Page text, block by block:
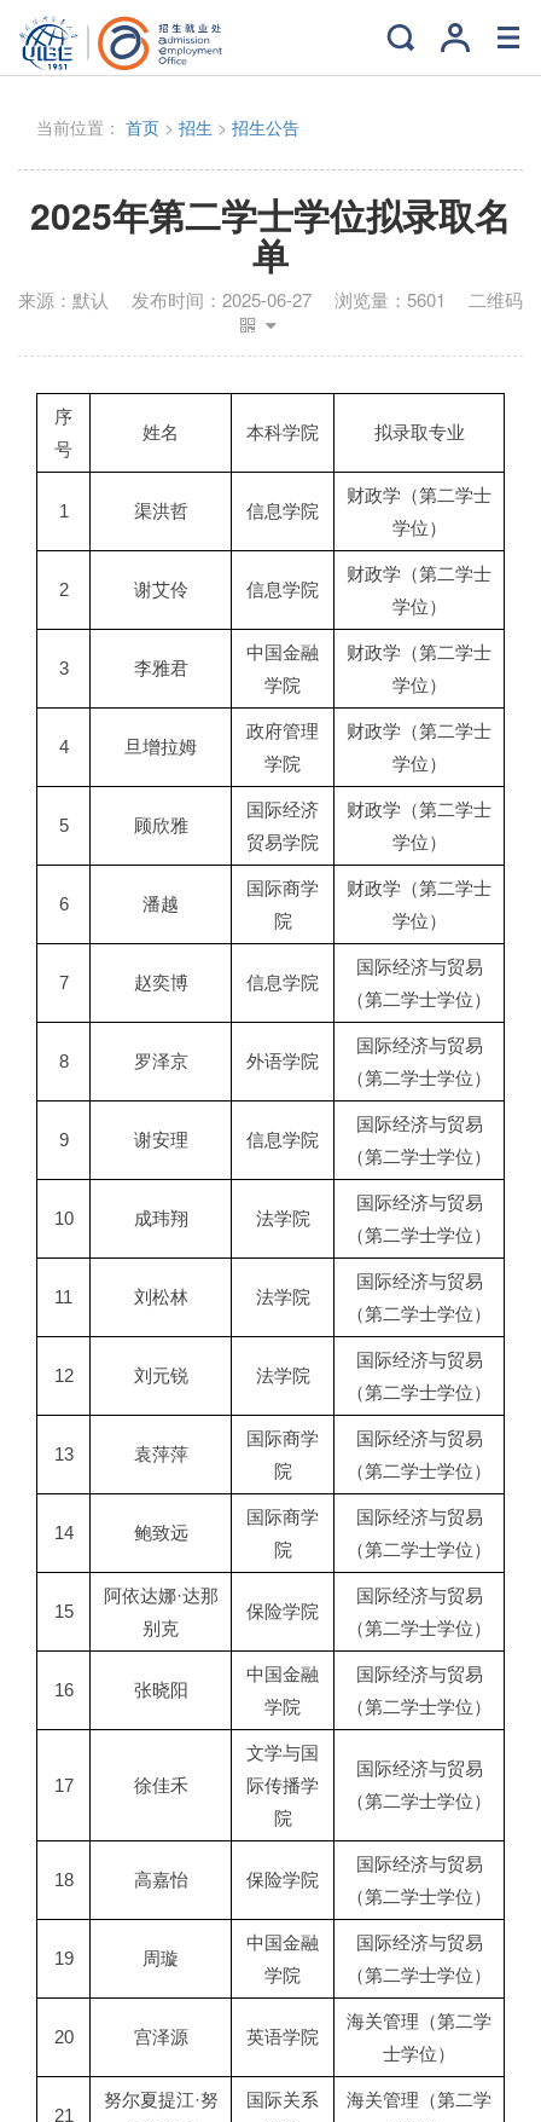
当前位置： 首页 > 招生 > 招生公告
2025年第二学士学位拟录取名
单
来源： 默认 发布时间： 2025-06-27 浏览量： 5601 二维码
序
号
姓名 本科学院 拟录取专业
1 渠洪哲 信息学院
财政学（第二学士
学位）
2 谢艾伶 信息学院
财政学（第二学士
学位）
3 李雅君
中国金融
学院
财政学（第二学士
学位）
4 旦增拉姆
政府管理
学院
财政学（第二学士
学位）
5 顾欣雅
国际经济
贸易学院
财政学（第二学士
学位）
6 潘越
国际商学
院
财政学（第二学士
学位）
7 赵奕博 信息学院
国际经济与贸易
（第二学士学位）
8 罗泽京 外语学院
国际经济与贸易
（第二学士学位）
9 谢安理 信息学院
国际经济与贸易
（第二学士学位）
10 成玮翔 法学院
国际经济与贸易
（第二学士学位）
11 刘松林 法学院
国际经济与贸易
（第二学士学位）
12 刘元锐 法学院
国际经济与贸易
（第二学士学位）
13 袁萍萍
国际商学
院
国际经济与贸易
（第二学士学位）
14 鲍致远
国际商学
院
国际经济与贸易
（第二学士学位）
15
阿依达娜·达那
别克
保险学院
国际经济与贸易
（第二学士学位）
16 张晓阳
中国金融
学院
国际经济与贸易
（第二学士学位）
17 徐佳禾
文学与国
际传播学
院
国际经济与贸易
（第二学士学位）
18 高嘉怡 保险学院
国际经济与贸易
（第二学士学位）
19 周璇
中国金融
学院
国际经济与贸易
（第二学士学位）
20 宫泽源 英语学院
海关管理（第二学
士学位）
21
努尔夏提江·努
国际关系
海关管理（第二学